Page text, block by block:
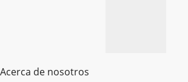
Acerca de nosotros